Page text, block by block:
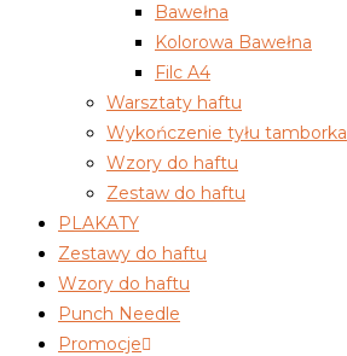
Bawełna
Kolorowa Bawełna
Filc A4
Warsztaty haftu
Wykończenie tyłu tamborka
Wzory do haftu
Zestaw do haftu
PLAKATY
Zestawy do haftu
Wzory do haftu
Punch Needle
Promocje